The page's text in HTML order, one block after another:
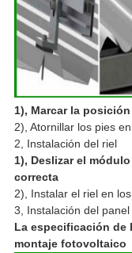
1), Marcar la
2), Atornillar los pies
2, Instalación del riel
1), Deslizar el
correcta
2), Instalar el riel en
3, Instalación del
La especificación de
montaje fotovoltaico